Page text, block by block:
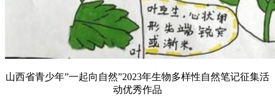
山西省青少年”一起向自然”2023年生物多样性自然笔记征集活
动优秀作品